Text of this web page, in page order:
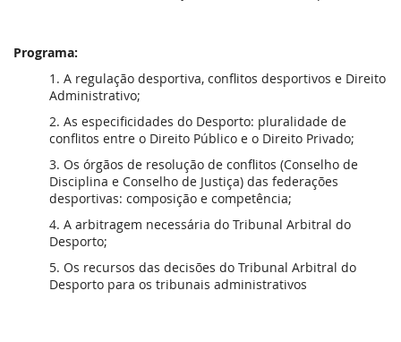
Programa:
1. A regulação desportiva, conflitos desportivos e Direito
Administrativo;
2. As especificidades do Desporto: pluralidade de
conflitos entre o Direito Público e o Direito Privado;
3. Os órgãos de resolução de conflitos (Conselho de
Disciplina e Conselho de Justiça) das federações
desportivas: composição e competência;
4. A arbitragem necessária do Tribunal Arbitral do
Desporto;
5. Os recursos das decisões do Tribunal Arbitral do
Desporto para os tribunais administrativos